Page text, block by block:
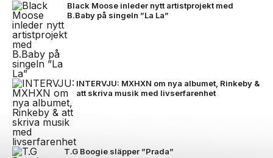
Black Moose inleder nytt artistprojekt med
B.Baby på singeln ”La La”
INTERVJU: MXHXN om nya albumet, Rinkeby &
att skriva musik med livserfarenhet
T.G Boogie släpper ”Prada”